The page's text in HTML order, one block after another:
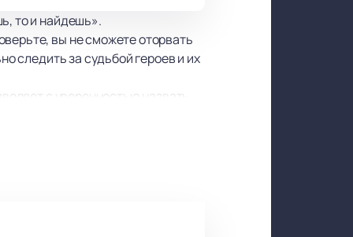
то и найдешь».
вы не сможете оторвать
следить за судьбой героев и их
с уверенностью назвать